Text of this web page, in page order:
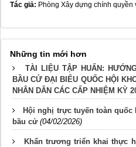
Tác giả: Phòng Xây dựng chính quyền
Những tin mới hơn
TÀI LIỆU TẬP HUẤN:
BẦU CỬ ĐẠI BIỂU QUỐC HỘI
NHÂN DÂN CÁC CẤP NHIỆM KỲ
Hội nghị trực tuyến toàn
bầu cử (04/02/2026)
Khẩn trương triển khai thực